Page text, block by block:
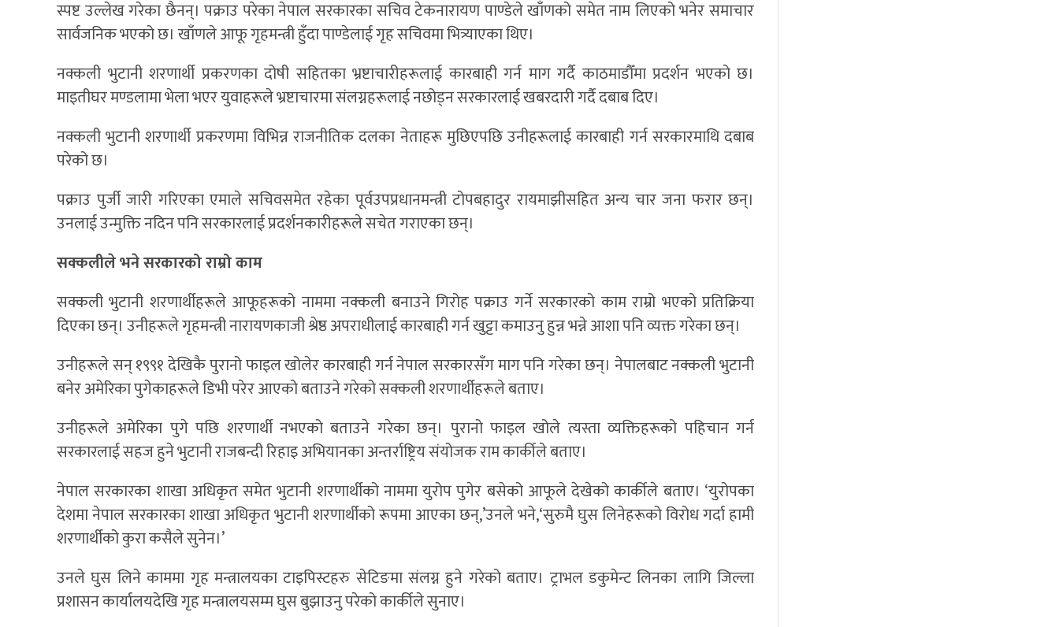
स्पष्ट उल्लेख गरेका छैनन्। पक्राउ परेका नेपाल सरकारका सचिव टेकनारायण पाण्डेले खाँणको समेत नाम लिएको भनेर समाचार
सार्वजनिक भएको छ। खाँणले आफू गृहमन्त्री हुँदा पाण्डेलाई गृह सचिवमा भित्र्याएका थिए।
नक्कली भुटानी शरणार्थी प्रकरणका दोषी सहितका भ्रष्टाचारीहरूलाई कारबाही गर्न माग गर्दै काठमाडौँमा प्रदर्शन भएको छ।
माइतीघर मण्डलामा भेला भएर युवाहरूले भ्रष्टाचारमा संलग्नहरूलाई नछोड्न सरकारलाई खबरदारी गर्दै दबाब दिए।
नक्कली भुटानी शरणार्थी प्रकरणमा विभिन्न राजनीतिक दलका नेताहरू मुछिएपछि उनीहरूलाई कारबाही गर्न सरकारमाथि दबाब
परेको छ।
पक्राउ पुर्जी जारी गरिएका एमाले सचिवसमेत रहेका पूर्वउपप्रधानमन्त्री टोपबहादुर रायमाझीसहित अन्य चार जना फरार छन्।
उनलाई उन्मुक्ति नदिन पनि सरकारलाई प्रदर्शनकारीहरूले सचेत गराएका छन्।
सक्कलीले भने सरकारको राम्रो काम
सक्कली भुटानी शरणार्थीहरूले आफूहरूको नाममा नक्कली बनाउने गिरोह पक्राउ गर्ने सरकारको काम राम्रो भएको प्रतिक्रिया
दिएका छन्। उनीहरूले गृहमन्त्री नारायणकाजी श्रेष्ठ अपराधीलाई कारबाही गर्न खुट्टा कमाउनु हुन्न भन्ने आशा पनि व्यक्त गरेका छन्।
उनीहरूले सन् १९९१ देखिकै पुरानो फाइल खोलेर कारबाही गर्न नेपाल सरकारसँग माग पनि गरेका छन्। नेपालबाट नक्कली भुटानी
बनेर अमेरिका पुगेकाहरूले डिभी परेर आएको बताउने गरेको सक्कली शरणार्थीहरूले बताए।
उनीहरूले अमेरिका पुगे पछि शरणार्थी नभएको बताउने गरेका छन्। पुरानो फाइल खोले त्यस्ता व्यक्तिहरूको पहिचान गर्न
सरकारलाई सहज हुने भुटानी राजबन्दी रिहाइ अभियानका अन्तर्राष्ट्रिय संयोजक राम कार्कीले बताए।
नेपाल सरकारका शाखा अधिकृत समेत भुटानी शरणार्थीको नाममा युरोप पुगेर बसेको आफूले देखेको कार्कीले बताए। ‘युरोपका
देशमा नेपाल सरकारका शाखा अधिकृत भुटानी शरणार्थीको रूपमा आएका छन्,’उनले भने,‘सुरुमै घुस लिनेहरूको विरोध गर्दा हामी
शरणार्थीको कुरा कसैले सुनेन।’
उनले घुस लिने काममा गृह मन्त्रालयका टाइपिस्टहरु सेटिङमा संलग्न हुने गरेको बताए। ट्राभल डकुमेन्ट लिनका लागि जिल्ला
प्रशासन कार्यालयदेखि गृह मन्त्रालयसम्म घुस बुझाउनु परेको कार्कीले सुनाए।